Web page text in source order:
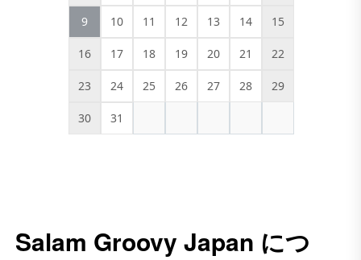
9 10 11 12 13 14 15
16 17 18 19 20 21 22
23 24 25 26 27 28 29
30 31
Salam Groovy Japan につ